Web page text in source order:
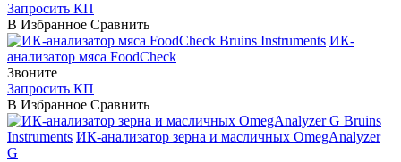
Запросить КП
В Избранное Сравнить
Bruins Instruments ИК-
анализатор мяса FoodCheck
Звоните
Запросить КП
В Избранное Сравнить
Bruins
Instruments ИК-анализатор зерна и масличных OmegAnalyzer
G